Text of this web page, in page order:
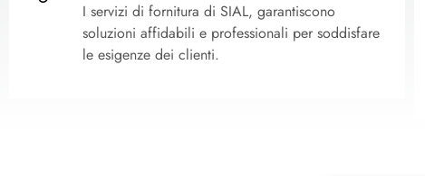
I servizi di fornitura di SIAL, garantiscono
soluzioni affidabili e professionali per soddisfare
le esigenze dei clienti.